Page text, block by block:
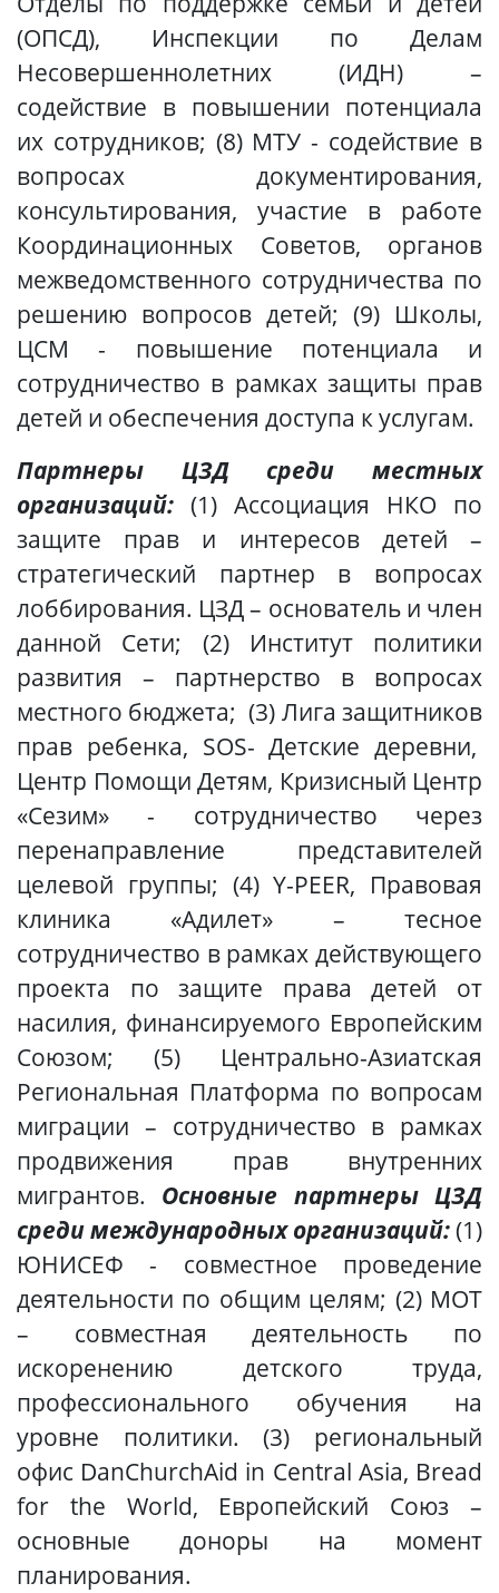
(ОПСД), Инспекции по Делам
Несовершеннолетних (ИДН) –
содействие в повышении потенциала
их сотрудников; (8) МТУ - содействие в
вопросах документирования,
консультирования, участие в работе
Координационных Советов, органов
межведомственного сотрудничества по
решению вопросов детей; (9) Школы,
ЦСМ - повышение потенциала и
сотрудничество в рамках защиты прав
детей и обеспечения доступа к услугам.
Партнеры ЦЗД среди местных
организаций: (1) Ассоциация НКО по
защите прав и интересов детей –
стратегический партнер в вопросах
лоббирования. ЦЗД – основатель и член
данной Сети; (2) Институт политики
развития – партнерство в вопросах
местного бюджета; (3) Лига защитников
прав ребенка, SOS- Детские деревни,
Центр Помощи Детям, Кризисный Центр
«Сезим» - сотрудничество через
перенаправление представителей
целевой группы; (4) Y-PEER, Правовая
клиника «Адилет» – тесное
сотрудничество в рамках действующего
проекта по защите права детей от
насилия, финансируемого Европейским
Союзом; (5) Центрально-Азиатская
Региональная Платформа по вопросам
миграции – сотрудничество в рамках
продвижения прав внутренних
мигрантов. Основные партнеры ЦЗД
среди международных организаций:(1)
ЮНИСЕФ - совместное проведение
деятельности по общим целям; (2) МОТ
– совместная деятельность по
искоренению детского труда,
профессионального обучения на
уровне политики. (3) региональный
офис DanChurchAid in Central Asia, Bread
for the World, Европейский Союз –
основные доноры на момент
планирования.